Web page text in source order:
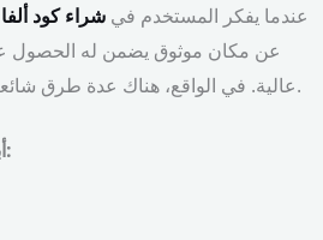
عندما يفكر المستخدم في شراء كود
عن مكان موثوق يضمن له الحصول
عالية. في الواقع، هناك عدة طرق شائعة ومتاحة للجميع داخل مصر.
أبرز طرق الشراء داخل مصر: